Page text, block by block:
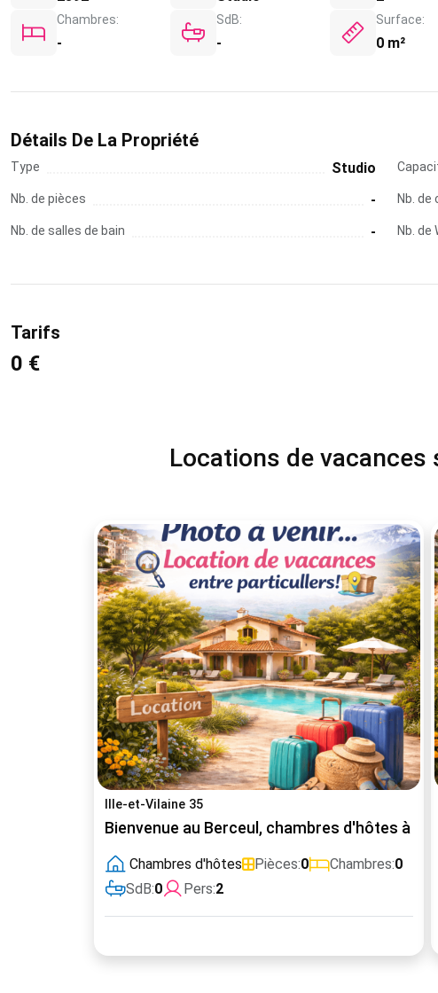
Chambres:
-
SdB:
-
Surface:
0 m²
Détails De La Propriété
Type Studio
Nb. de pièces - Nb. de
Nb. de salles de bain - Nb. de
Tarifs
0 €
Locations de
Ille-et-Vilaine 35
Bienvenue au Berceul, chambres d'hôtes à 5
Chambres d'hôtes Pièces:0 Chambres:0
SdB:0 Pers:2